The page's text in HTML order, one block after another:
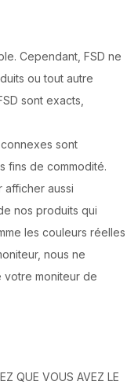
Cependant, FSD ne
ou tout autre
sont exacts,
sont
fins de commodité.
afficher aussi
nos produits qui
les couleurs réelles
nous ne
moniteur de
QUE VOUS AVEZ LE